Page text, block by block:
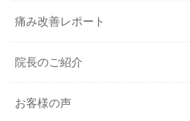
痛み改善レポート
院長のご紹介
お客様の声